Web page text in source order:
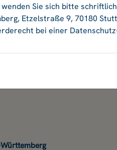
wenden Sie sich bitte
Etzelstraße 9, 70180
bei einer